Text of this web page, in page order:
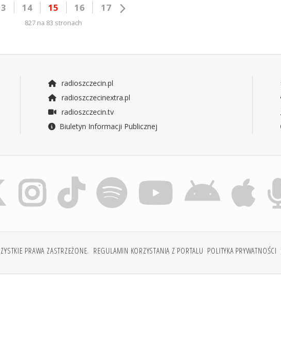
14 15 16 17
827 na 83 stronach
radioszczecin.pl
radioszczecinextra.pl
radioszczecin.tv
Biuletyn Informacji Publicznej
PRAWA ZASTRZEŻONE. REGULAMIN KORZYSTANIA Z PORTALU POLITYKA PRYWATNOŚCI